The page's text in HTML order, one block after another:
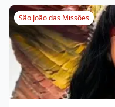
São João das Missões